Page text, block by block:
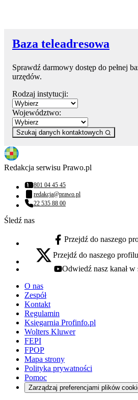
Baza teleadresowa
Sprawdź darmowy dostęp do pełnej
urzędów.
Rodzaj instytucji:
Województwo:
Szukaj danych kontaktowych
Redakcja serwisu Prawo.pl
Numer telefonu:
801 04 45 45
Adres email:
redakcja@prawo.pl
Numer telefonu:
22 535 88 00
Śledź nas
facebook - otwiera się w nowej
Przejdź do naszego
x - otwiera się w nowej karcie
Przejdź do naszego
youtube - otwiera się w nowej
Odwiedź nasz kanał
O nas
Zespół
Kontakt
Regulamin
Księgarnia Profinfo.pl
Wolters Kluwer
FEPI
FPOP
Mapa strony
Polityka prywatności
Pomoc
Zarządzaj preferencjami plików